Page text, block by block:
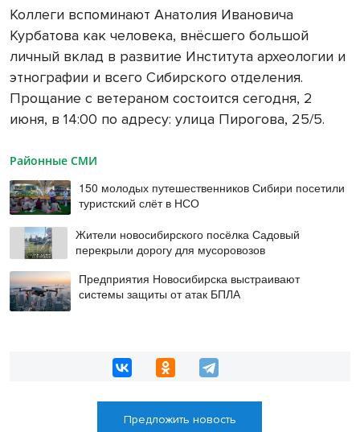
Коллеги вспоминают Анатолия Ивановича
Курбатова как человека, внёсшего большой
личный вклад в развитие Института археологии и
этнографии и всего Сибирского отделения.
Прощание с ветераном состоится сегодня, 2
июня, в 14:00 по адресу: улица Пирогова, 25/5.
Районные СМИ
150 молодых путешественников Сибири посетили
туристский слёт в НСО
Жители новосибирского посёлка Садовый
перекрыли дорогу для мусоровозов
Предприятия Новосибирска выстраивают
системы защиты от атак БПЛА
Предложить новость